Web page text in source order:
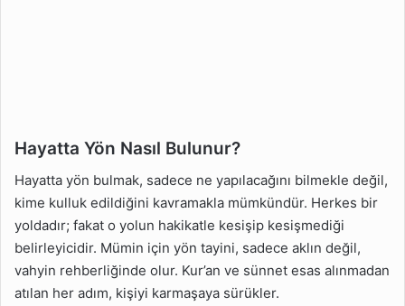
Hayatta Yön Nasıl Bulunur?
Hayatta yön bulmak, sadece ne yapılacağını bilmekle değil,
kime kulluk edildiğini kavramakla mümkündür. Herkes bir
yoldadır; fakat o yolun hakikatle kesişip kesişmediği
belirleyicidir. Mümin için yön tayini, sadece aklın değil,
vahyin rehberliğinde olur. Kur’an ve sünnet esas alınmadan
atılan her adım, kişiyi karmaşaya sürükler.